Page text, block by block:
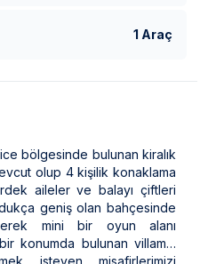
1 Araç
bölgesinde bulunan kiralık
olup 4 kişilik konaklama
aileler ve balayı çiftleri
geniş olan bahçesinde
mini bir oyun alanı
konumda bulunan villamız
isteyen misafirlerimizi